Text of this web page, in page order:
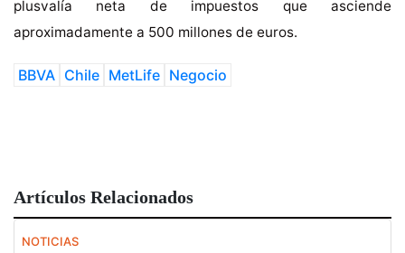
plusvalía neta de impuestos que asciende
aproximadamente a 500 millones de euros.
BBVA Chile MetLife Negocio
Artículos Relacionados
NOTICIAS